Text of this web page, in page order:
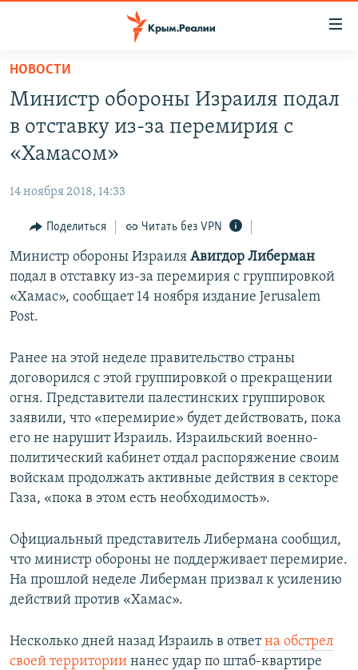
Вернуться
основному
содержанию
Вернутся
главной
навигации
Вернутся
поиску
СПЕЦПРОЕКТЫ
ГРУЗ 200
11 ЛЕТ ОККУПАЦИИ КРЫМА. 11 ИСТОРИЙ СОПРОТИВЛЕНИЯ
ВОДА
ЕЩЕ
ИНТЕРАКТИВ
ИНФОГРАФИКА
ТЕЛЕПРОЕКТ КРЫМ.РЕАЛИИ
СОВЕТЫ ПРАВОЗАЩИТНИКОВ
ПОБЕДИТЕЛЕЙ НЕ СУДЯТ?
КРЫМ.НЕПОКОРЕННЫЙ
УКРАИНСКАЯ ПРОБЛЕМА КРЫМА
РАДІО СВОБОДА
КАК ОБОЙТИ БЛОКИРОВКУ
Українською
Все сайты RFE/RL
НОВОСТИ
Министр обороны Израиля подал
в отставку из-за перемирия с
«Хамасом»
14 ноября 2018, 14:33
Поделиться Читать без VPN
Министр обороны Израиля Авигдор Либерман
подал в отставку из-за перемирия с группировкой
«Хамас», сообщает 14 ноября издание Jerusalem
Post.
Ранее на этой неделе правительство страны
договорился с этой группировкой о прекращении
огня. Представители палестинских группировок
заявили, что «перемирие» будет действовать, пока
его не нарушит Израиль. Израильский военно-
политический кабинет отдал распоряжение своим
войскам продолжать активные действия в секторе
Газа, «пока в этом есть необходимость».
Официальный представитель Либермана сообщил,
что министр обороны не поддерживает перемирие.
На прошлой неделе Либерман призвал к усилению
действий против «Хамас».
Несколько дней назад Израиль в ответна обстрел
своей территории нанес удар по штаб-квартире